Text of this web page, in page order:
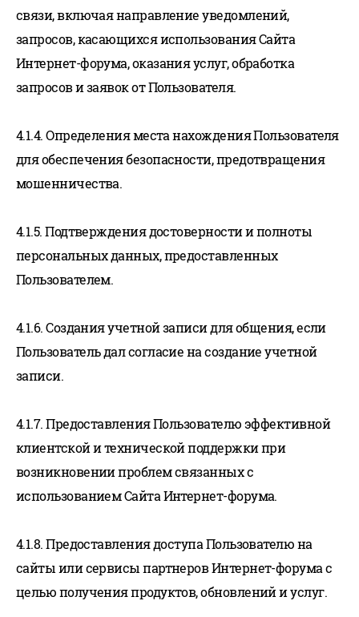
связи, включая направление уведомлений,
запросов, касающихся использования Сайта
Интернет-форума, оказания услуг, обработка
запросов и заявок от Пользователя.
4.1.4. Определения места нахождения Пользователя
для обеспечения безопасности, предотвращения
мошенничества.
4.1.5. Подтверждения достоверности и полноты
персональных данных, предоставленных
Пользователем.
4.1.6. Создания учетной записи для общения, если
Пользователь дал согласие на создание учетной
записи.
4.1.7. Предоставления Пользователю эффективной
клиентской и технической поддержки при
возникновении проблем связанных с
использованием Сайта Интернет-форума.
4.1.8. Предоставления доступа Пользователю на
сайты или сервисы партнеров Интернет-форума с
целью получения продуктов, обновлений и услуг.